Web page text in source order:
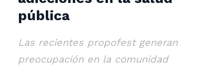
pública
Las recientes propofest generan
preocupación en la comunidad